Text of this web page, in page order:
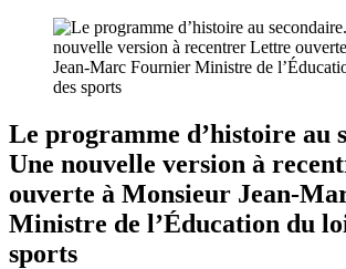
Le programme d’histoire au
Une nouvelle version à
ouverte à Monsieur Jean-
Ministre de l’Éducation du
sports